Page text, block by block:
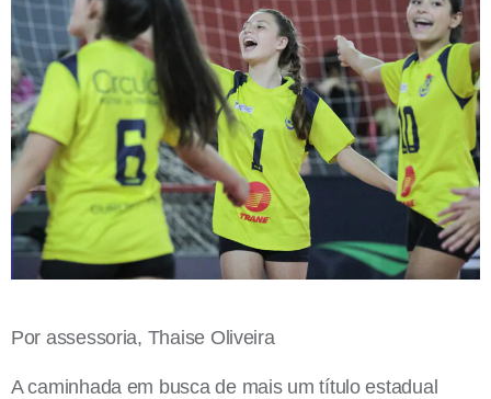
Por assessoria, Thaise Oliveira
A caminhada em busca de mais um título estadual